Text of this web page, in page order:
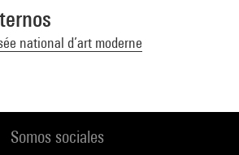
national d’art moderne
Somos sociales